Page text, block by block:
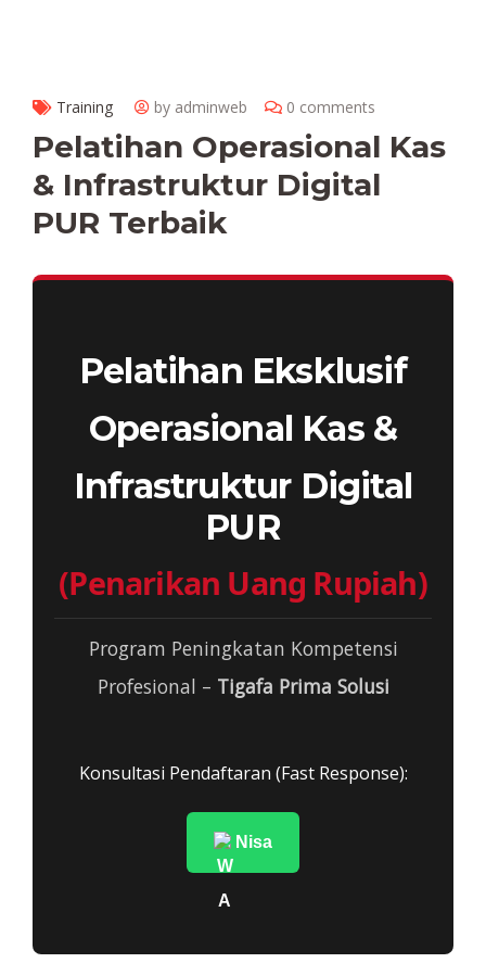
Training by adminweb 0 comments
Pelatihan Operasional Kas
& Infrastruktur Digital
PUR Terbaik
Pelatihan Eksklusif
Operasional Kas &
Infrastruktur Digital
PUR
(Penarikan Uang Rupiah)
Program Peningkatan Kompetensi
Profesional – Tigafa Prima Solusi
Konsultasi Pendaftaran (Fast Response):
Nisa